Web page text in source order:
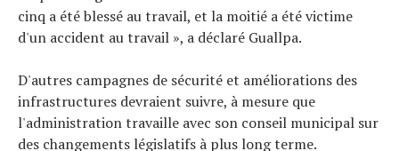
cinq a été blessé au travail, et la moitié a été victime
d'un accident au travail », a déclaré Guallpa.
D'autres campagnes de sécurité et améliorations des
infrastructures devraient suivre, à mesure que
l'administration travaille avec son conseil municipal sur
des changements législatifs à plus long terme.